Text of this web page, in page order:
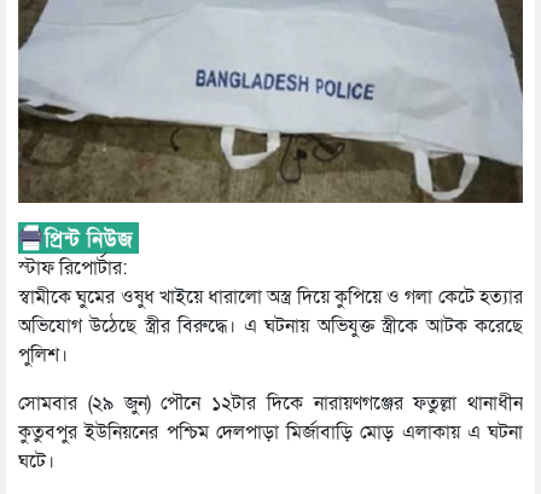
স্টাফ রিপোর্টার:
স্বামীকে ঘুমের ওষুধ খাইয়ে ধারালো অস্ত্র দিয়ে কুপিয়ে ও গলা কেটে হত্যার
অভিযোগ উঠেছে স্ত্রীর বিরুদ্ধে। এ ঘটনায় অভিযুক্ত স্ত্রীকে আটক করেছে
পুলিশ।
সোমবার (২৯ জুন) পৌনে ১২টার দিকে নারায়ণগঞ্জের ফতুল্লা থানাধীন
কুতুবপুর ইউনিয়নের পশ্চিম দেলপাড়া মির্জাবাড়ি মোড় এলাকায় এ ঘটনা
ঘটে।